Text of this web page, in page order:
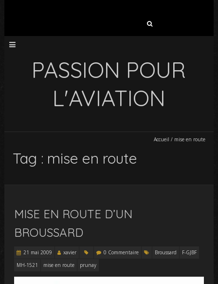
PASSION POUR
L'AVIATION
Accueil / mise en route
Tag : mise en route
MISE EN ROUTE D’UN
BROUSSARD
21 mai 2009 xavier 0 Commentaire Broussard
F-GJBF
MH-1521
mise en route prunay